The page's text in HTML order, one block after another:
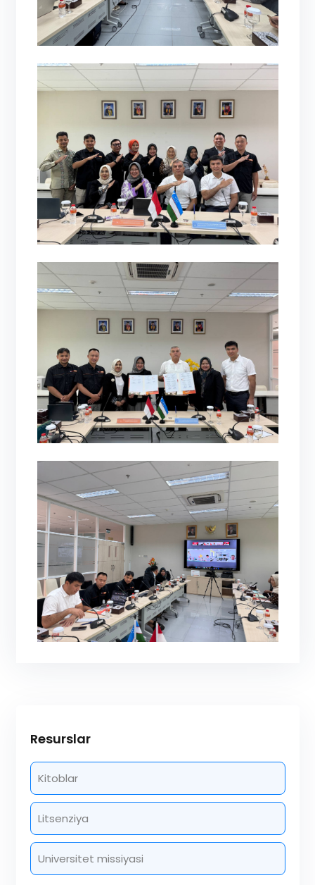
Resurslar
Kitoblar
Litsenziya
Universitet missiyasi